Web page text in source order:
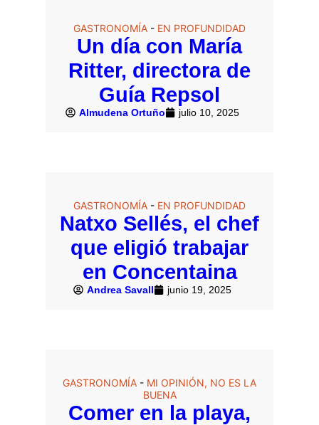
GASTRONOMÍA - EN PROFUNDIDAD
Un día con María
Ritter, directora de
Guía Repsol
Almudena Ortuño julio 10, 2025
GASTRONOMÍA - EN PROFUNDIDAD
Natxo Sellés, el chef
que eligió trabajar
en Concentaina
Andrea Savall junio 19, 2025
GASTRONOMÍA - MI OPINIÓN, NO ES LA
BUENA
Comer en la playa,